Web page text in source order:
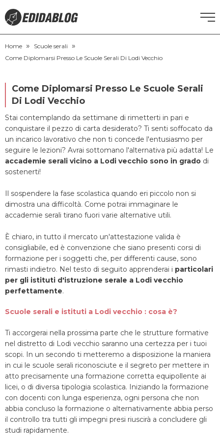
CORSI DI INGLESE
SCUOLE PRIVATE
SCUOLE SERALI
NEWS
Home » Scuole serali »
Come Diplomarsi Presso Le Scuole Serali Di Lodi Vecchio
Come Diplomarsi Presso Le Scuole Serali
Di Lodi Vecchio
Stai contemplando da settimane di rimetterti in pari e
conquistare il pezzo di carta desiderato? Ti senti soffocato da
un incarico lavorativo che non ti concede l'entusiasmo per
seguire le lezioni? Avrai sottomano l'alternativa più adatta! Le
accademie serali vicino a Lodi vecchio sono in grado di
sostenerti!
Il sospendere la fase scolastica quando eri piccolo non si
dimostra una difficoltà. Come potrai immaginare le
accademie serali tirano fuori varie alternative utili.
È chiaro, in tutto il mercato un'attestazione valida è
consigliabile, ed è convenzione che siano presenti corsi di
formazione per i soggetti che, per differenti cause, sono
rimasti indietro. Nel testo di seguito apprenderai i particolari
per gli istituti d'istruzione serale a Lodi vecchio
perfettamente.
Scuole serali e istituti a Lodi vecchio : cosa è?
Ti accorgerai nella prossima parte che le strutture formative
nel distretto di Lodi vecchio saranno una certezza per i tuoi
scopi. In un secondo ti metteremo a disposizione la maniera
in cui le scuole serali riconosciute e il segreto per mettere in
atto precisamente una formazione corretta equipollente ai
licei, o di diversa tipologia scolastica. Iniziando la formazione
con docenti con lunga esperienza, ogni persona che non
abbia concluso la formazione o alternativamente abbia perso
il controllo tra tutti gli impegni presi riuscirà a concludere gli
studi rapidamente.